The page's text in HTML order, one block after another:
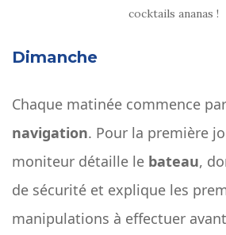
cocktails ananas !
Dimanche
Chaque matinée commence
navigation. Pour la première
moniteur détaille le bateau,
de sécurité et explique les
manipulations à effectuer